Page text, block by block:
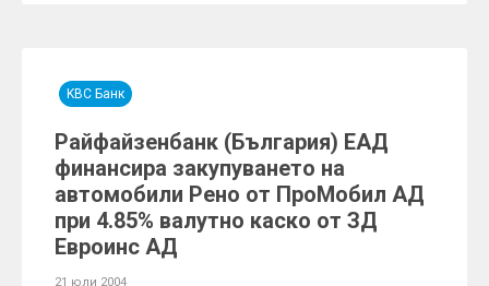
KBC Банк
Райфайзенбанк (България) ЕАД
финансира закупуването на
автомобили Рено от ПроМобил АД
при 4.85% валутно каско от ЗД
Евроинс АД
21 юли 2004